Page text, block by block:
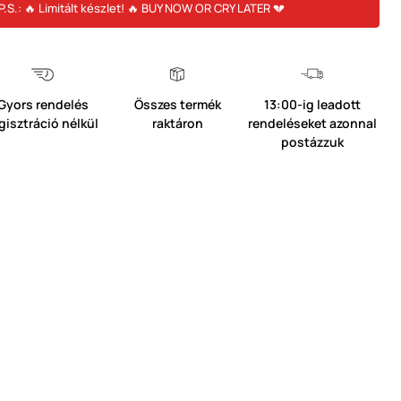
🔥 Limitált készlet! 🔥 BUY NOW OR CRY LATER 💔
rendelés
nélkül
Összes termék
raktáron
13:00-ig leadott
rendeléseket azonnal
postázzuk